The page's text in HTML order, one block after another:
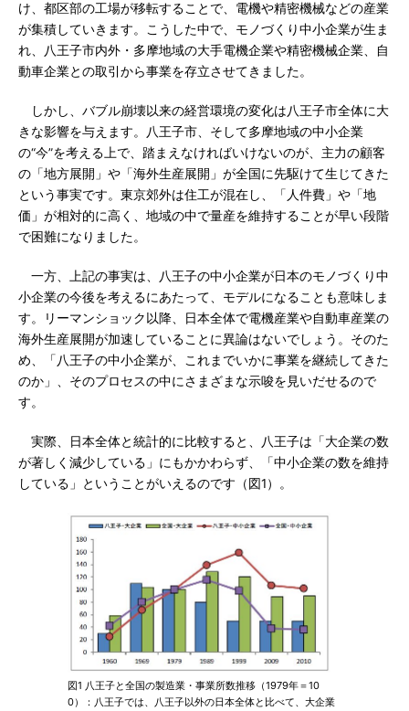
け、都区部の工場が移転することで、電機や精密機械などの産業
が集積していきます。こうした中で、モノづくり中小企業が生ま
れ、八王子市内外・多摩地域の大手電機企業や精密機械企業、自
動車企業との取引から事業を存立させてきました。
しかし、バブル崩壊以来の経営環境の変化は八王子市全体に大
きな影響を与えます。八王子市、そして多摩地域の中小企業
の“今”を考える上で、踏まえなければいけないのが、主力の顧客
の「地方展開」や「海外生産展開」が全国に先駆けて生じてきた
という事実です。東京郊外は住工が混在し、「人件費」や「地
価」が相対的に高く、地域の中で量産を維持することが早い段階
で困難になりました。
一方、上記の事実は、八王子の中小企業が日本のモノづくり中
小企業の今後を考えるにあたって、モデルになることも意味しま
す。リーマンショック以降、日本全体で電機産業や自動車産業の
海外生産展開が加速していることに異論はないでしょう。そのた
め、「八王子の中小企業が、これまでいかに事業を継続してきた
のか」、そのプロセスの中にさまざまな示唆を見いだせるので
す。
実際、日本全体と統計的に比較すると、八王子は「大企業の数
が著しく減少している」にもかかわらず、「中小企業の数を維持
している」ということがいえるのです（図1）。
図1 八王子と全国の製造業・事業所数推移（1979年＝10
0）：八王子では、八王子以外の日本全体と比べて、大企業